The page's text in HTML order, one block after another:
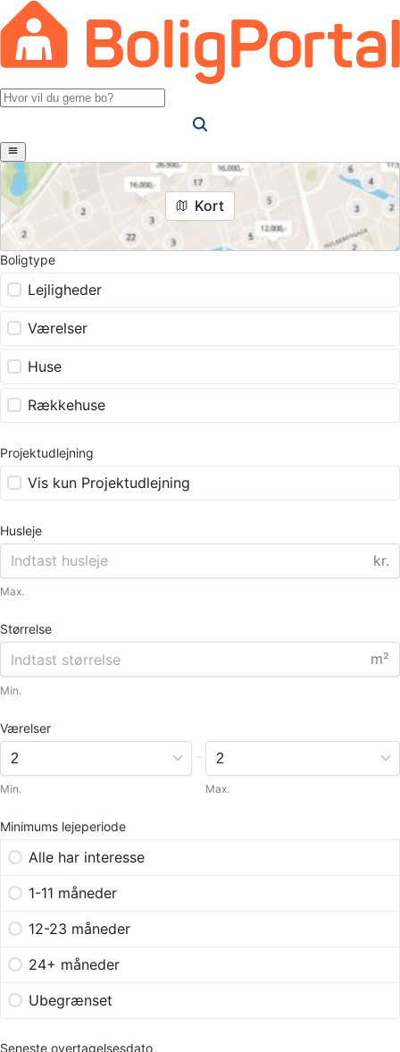
Kort
Boligtype
Lejligheder
Værelser
Huse
Rækkehuse
Projektudlejning
Vis kun Projektudlejning
Husleje
kr.
Max.
Størrelse
m²
Min.
Værelser
Min.
-
Max.
Minimums lejeperiode
Alle har interesse
1-11 måneder
12-23 måneder
24+ måneder
Ubegrænset
Seneste overtagelsesdato